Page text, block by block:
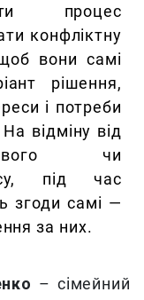
процес
конфліктну
вони самі
рішення,
і потреби
відміну від
чи
під час
згоди самі —
за них.
– сімейний